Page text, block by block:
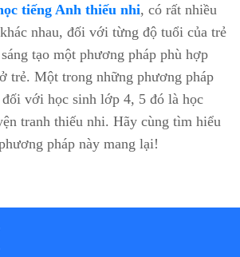
tiếng Anh thiếu nhi, có rất nhiều
nhau, đối với từng độ tuổi của trẻ
tạo một phương pháp phù hợp
trẻ. Một trong những phương pháp
với học sinh lớp 4, 5 đó là học
tranh thiếu nhi. Hãy cùng tìm hiểu
pháp này mang lại!